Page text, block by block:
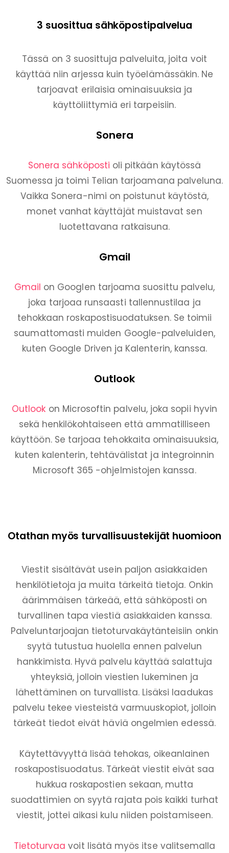
3 suosittua sähköpostipalvelua
Tässä on 3 suosittuja palveluita, joita voit
käyttää niin arjessa kuin työelämässäkin. Ne
tarjoavat erilaisia ominaisuuksia ja
käyttöliittymiä eri tarpeisiin.
Sonera
Sonera sähköposti oli pitkään käytössä
Suomessa ja toimi Telian tarjoamana palveluna.
Vaikka Sonera-nimi on poistunut käytöstä,
monet vanhat käyttäjät muistavat sen
luotettavana ratkaisuna.
Gmail
Gmail on Googlen tarjoama suosittu palvelu,
joka tarjoaa runsaasti tallennustilaa ja
tehokkaan roskapostisuodatuksen. Se toimii
saumattomasti muiden Google-palveluiden,
kuten Google Driven ja Kalenterin, kanssa.
Outlook
Outlook on Microsoftin palvelu, joka sopii hyvin
sekä henkilökohtaiseen että ammatilliseen
käyttöön. Se tarjoaa tehokkaita ominaisuuksia,
kuten kalenterin, tehtävälistat ja integroinnin
Microsoft 365 -ohjelmistojen kanssa.
Otathan myös turvallisuustekijät huomioon
Viestit sisältävät usein paljon asiakkaiden
henkilötietoja ja muita tärkeitä tietoja. Onkin
äärimmäisen tärkeää, että sähköposti on
turvallinen tapa viestiä asiakkaiden kanssa.
Palveluntarjoajan tietoturvakäytänteisiin onkin
syytä tutustua huolella ennen palvelun
hankkimista. Hyvä palvelu käyttää salattuja
yhteyksiä, jolloin viestien lukeminen ja
lähettäminen on turvallista. Lisäksi laadukas
palvelu tekee viesteistä varmuuskopiot, jolloin
tärkeät tiedot eivät häviä ongelmien edessä.
Käytettävyyttä lisää tehokas, oikeanlainen
roskapostisuodatus. Tärkeät viestit eivät saa
hukkua roskapostien sekaan, mutta
suodattimien on syytä rajata pois kaikki turhat
viestit, jottei aikasi kulu niiden poistamiseen.
Tietoturvaa voit lisätä myös itse valitsemalla